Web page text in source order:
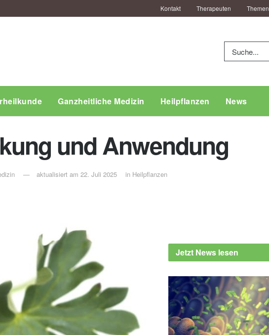
Kontakt Therapeuten Themen
Ganzheitliche Medizin Heilpflanzen News
und Anwendung
aktualisiert am 22. Juli 2025 in Heilpflanzen
Jetzt News lesen